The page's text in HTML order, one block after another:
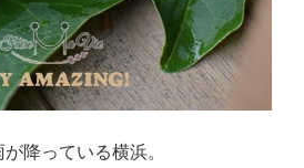
降っている横浜。